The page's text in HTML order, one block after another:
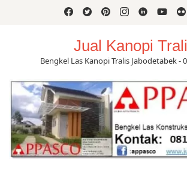
Jual Kanopi
Bengkel Las Kanopi Tralis Jabodetabek -